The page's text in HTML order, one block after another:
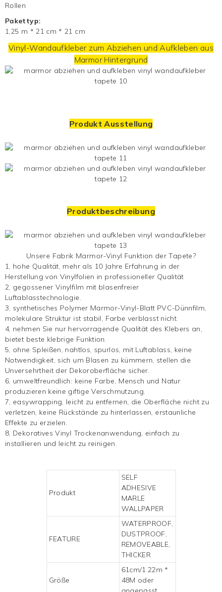
Rollen
Pakettyp:
1,25 m * 21 cm * 21 cm
Vinyl-Wandaufkleber zum Abziehen und Aufkleben aus
Marmor Hintergrund
Produkt Ausstellung
Produktbeschreibung
Unsere Fabrik Marmor-Vinyl Funktion der Tapete?
1, hohe Qualität, mehr als 10 Jahre Erfahrung in der
Herstellung von Vinylfolien in professioneller Qualität
2, gegossener Vinylfilm mit blasenfreier
Luftablasstechnologie.
3, synthetisches Polymer Marmor-Vinyl-Blatt PVC-Dünnfilm,
molekulare Struktur ist stabil, Farbe verblasst nicht.
4, nehmen Sie nur hervorragende Qualität des Klebers an,
bietet beste klebrige Funktion.
5, ohne Spleißen, nahtlos, spurlos, mit Luftablass, keine
Notwendigkeit, sich um Blasen zu kümmern, stellen die
Unversehrtheit der Dekoroberfläche sicher.
6, umweltfreundlich: keine Farbe, Mensch und Natur
produzieren keine giftige Verschmutzung.
7, easywrapping, leicht zu entfernen, die Oberfläche nicht zu
verletzen, keine Rückstände zu hinterlassen, erstaunliche
Effekte zu erzielen.
8, Dekoratives Vinyl Trockenanwendung, einfach zu
installieren und leicht zu reinigen.
Produkt
SELF
ADHESIVE
MARLE
WALLPAPER
FEATURE
WATERPROOF,
DUSTPROOF,
REMOVEABLE,
THICKER
Größe
61cm/1.22m *
48M oder